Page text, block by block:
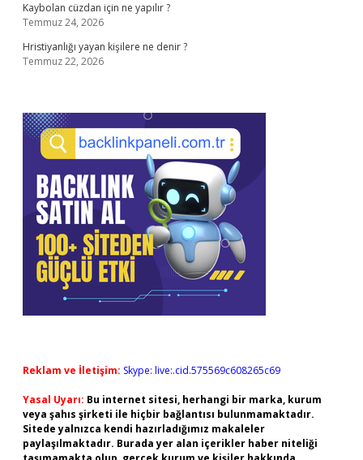
Kaybolan cüzdan için ne yapılır ?
Temmuz 24, 2026
Hristiyanlığı yayan kişilere ne denir ?
Temmuz 22, 2026
Reklam ve İletişim: Skype: live:.cid.575569c608265c69
Yasal Uyarı: Bu internet sitesi, herhangi bir marka, kurum
veya şahıs şirketi ile hiçbir bağlantısı bulunmamaktadır.
Sitede yalnızca kendi hazırladığımız makaleler
paylaşılmaktadır. Burada yer alan içerikler haber niteliği